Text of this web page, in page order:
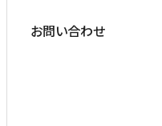
お問い合わせ